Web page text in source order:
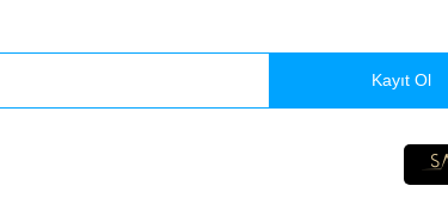
Kayıt Ol